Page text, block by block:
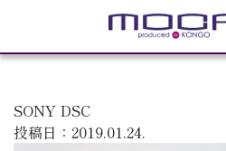
SONY DSC
投稿日：2019.01.24.